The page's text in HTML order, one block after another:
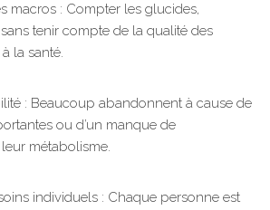
macros : Compter les glucides,
tenir compte de la qualité des
la santé.
: Beaucoup abandonnent à cause de
ou d’un manque de
métabolisme.
individuels : Chaque personne est